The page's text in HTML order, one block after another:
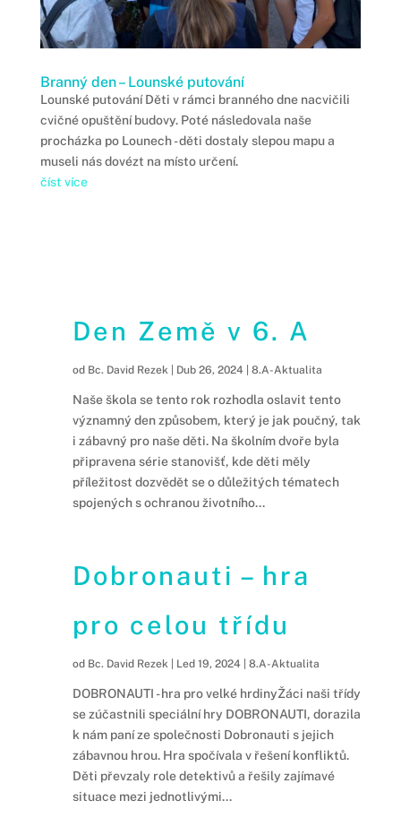
Branný den – Lounské putování
Lounské putování Děti v rámci branného dne nacvičili
cvičné opuštění budovy. Poté následovala naše
procházka po Lounech - děti dostaly slepou mapu a
museli nás dovézt na místo určení.
číst více
Den Země v 6. A
od Bc. David Rezek| Dub 26, 2024| 8.A-Aktualita
Naše škola se tento rok rozhodla oslavit tento
významný den způsobem, který je jak poučný, tak
i zábavný pro naše děti. Na školním dvoře byla
připravena série stanovišť, kde děti měly
příležitost dozvědět se o důležitých tématech
spojených s ochranou životního...
Dobronauti – hra
pro celou třídu
od Bc. David Rezek| Led 19, 2024| 8.A-Aktualita
DOBRONAUTI - hra pro velké hrdinyŽáci naši třídy
se zúčastnili speciální hry DOBRONAUTI, dorazila
k nám paní ze společnosti Dobronauti s jejich
zábavnou hrou. Hra spočívala v řešení konfliktů.
Děti převzaly role detektivů a řešily zajímavé
situace mezi jednotlivými...